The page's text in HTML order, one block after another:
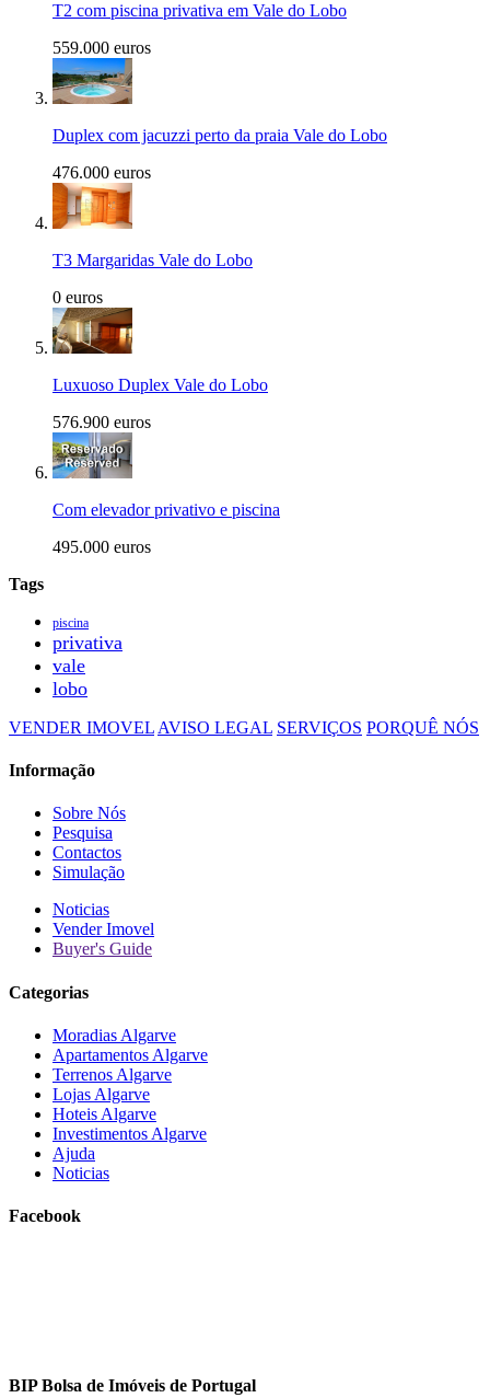
T2 com piscina privativa em Vale do Lobo
559.000 euros
Duplex com jacuzzi perto da praia Vale do Lobo
476.000 euros
T3 Margaridas Vale do Lobo
0 euros
Luxuoso Duplex Vale do Lobo
576.900 euros
Com elevador privativo e piscina
495.000 euros
Tags
piscina
privativa
vale
lobo
VENDER IMOVEL AVISO LEGAL SERVIÇOS PORQUÊ NÓS
Informação
Sobre Nós
Pesquisa
Contactos
Simulação
Noticias
Vender Imovel
Buyer's Guide
Categorias
Moradias Algarve
Apartamentos Algarve
Terrenos Algarve
Lojas Algarve
Hoteis Algarve
Investimentos Algarve
Ajuda
Noticias
Facebook
BIP Bolsa de Imóveis de Portugal